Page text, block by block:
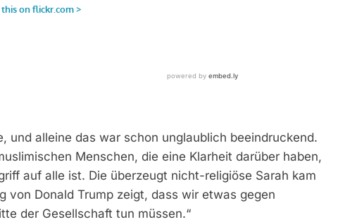
und alleine das war schon unglaublich beeindruckend.
Menschen, die eine Klarheit darüber haben,
auf alle ist. Die überzeugt nicht-religiöse Sarah kam
von Donald Trump zeigt, dass wir etwas gegen
der Gesellschaft tun müssen.“